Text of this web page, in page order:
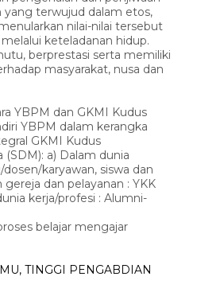
yang terwujud dalam etos,
nilai-nilai tersebut
keteladanan hidup.
berprestasi serta memiliki
masyarakat, nusa dan
YBPM dan GKMI Kudus
YBPM dalam kerangka
GKMI Kudus
(SDM): a) Dalam dunia
karyawan, siswa dan
dan pelayanan : YKK
kerja/profesi : Alumni-
belajar mengajar
TINGGI PENGABDIAN